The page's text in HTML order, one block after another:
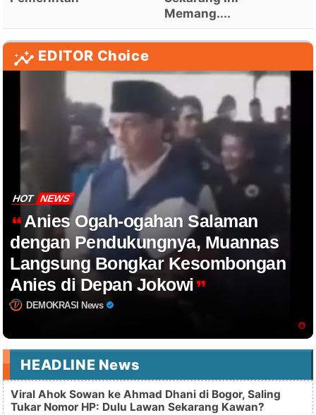
Memang....
EDITOR Choice
HOT NEWS
Anies Ogah-ogahan Salaman
dengan Pendukungnya, Muannas
Langsung Bongkar Kesombongan
Anies di Depan Jokowi
DEMOKRASI News
HEADLINE News
Viral Ahok Sowan ke Ahmad Dhani di Bogor, Saling
Tukar Nomor HP: Dulu Lawan Sekarang Kawan?